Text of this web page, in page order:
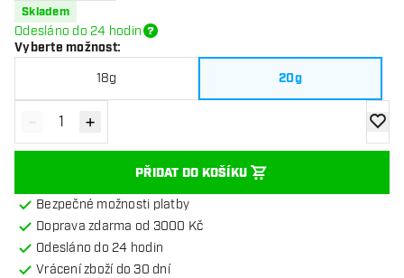
Skladem
Odesláno do 24 hodin
Vyberte možnost:
18g 20g
Snížit množství
- Zvýšit množství
+
PŘIDAT DO KOŠÍKU
Bezpečné možnosti platby
Doprava zdarma od 3000 Kč
Odesláno do 24 hodin
Vrácení zboží do 30 dní